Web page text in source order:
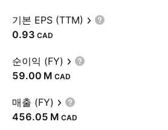
기본 EPS (TTM)
0.93 CAD
순이익 (FY)
‪59.00 M‬ CAD
매출 (FY)
‪456.05 M‬ CAD